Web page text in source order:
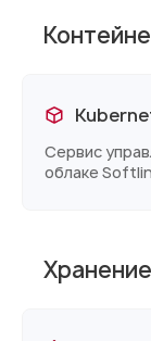
Сервис
облаке